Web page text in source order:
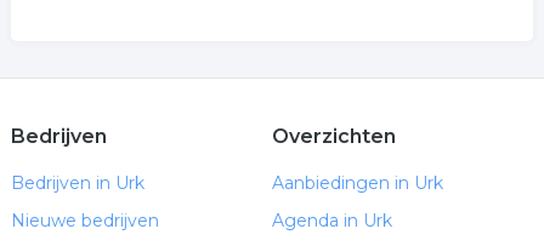
Bedrijven
Bedrijven in Urk
Nieuwe bedrijven
Overzichten
Aanbiedingen in Urk
Agenda in Urk